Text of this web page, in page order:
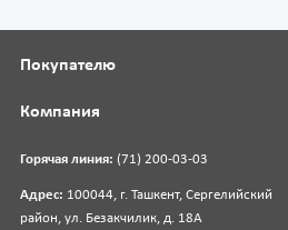
Горячая линия: (71) 200-03-03
Адрес: 100044, г. Ташкент, Сергелийский
район, ул. Безакчилик, д. 18А
Покупателю
Компания